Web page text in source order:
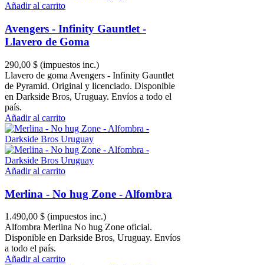
Añadir al carrito
Avengers - Infinity Gauntlet -
Llavero de Goma
290,00 $ (impuestos inc.)
Llavero de goma Avengers - Infinity Gauntlet
de Pyramid. Original y licenciado. Disponible
en Darkside Bros, Uruguay. Envíos a todo el
país.
Añadir al carrito
Añadir al carrito
Merlina - No hug Zone - Alfombra
1.490,00 $ (impuestos inc.)
Alfombra Merlina No hug Zone oficial.
Disponible en Darkside Bros, Uruguay. Envíos
a todo el país.
Añadir al carrito